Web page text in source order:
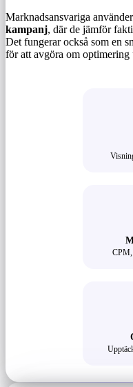
Marknadsansvariga
kampanj, där de jämför
Det fungerar också som en
för att avgöra om